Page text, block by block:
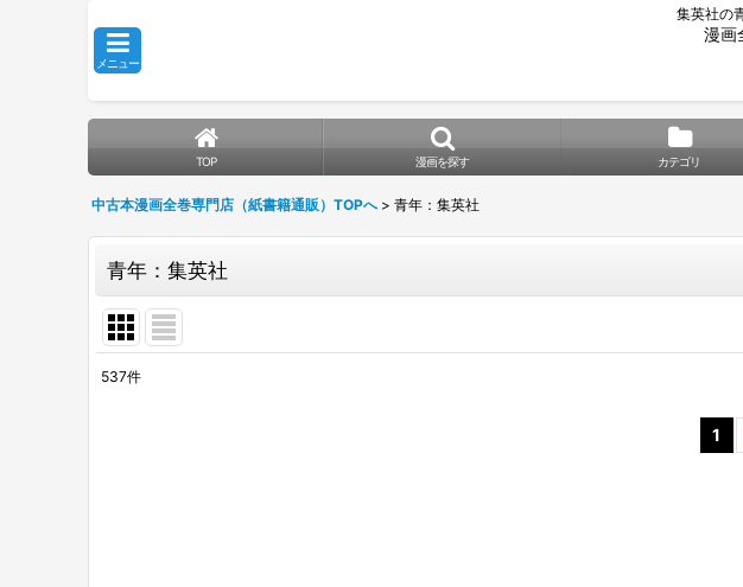
集英社の
メニュー
漫画
TOP 漫画を探す カテゴリ
中古本漫画全巻専門店（紙書籍通販）TOPへ > 青年：集英社
青年：集英社
537件
1